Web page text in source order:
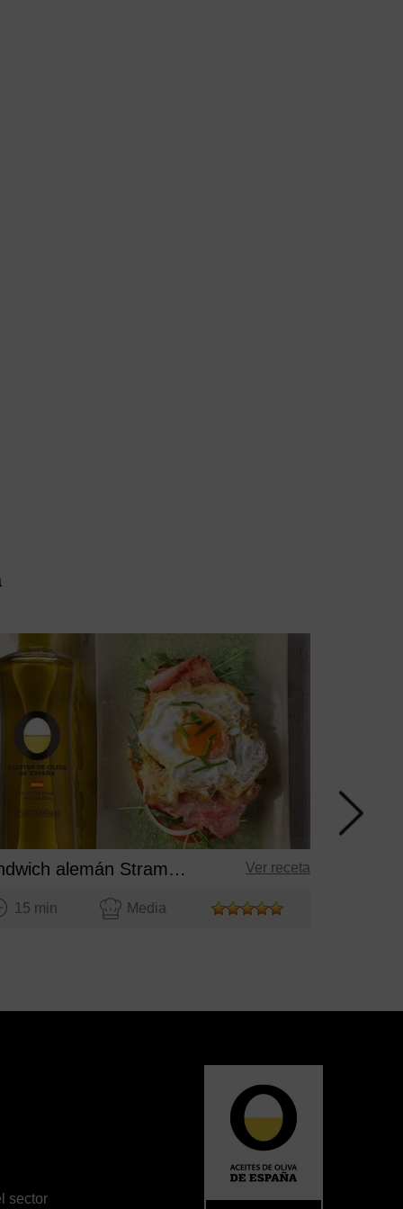
Sándwich alemán Strammer Max Ver receta
15 min Media
Patatas
sector